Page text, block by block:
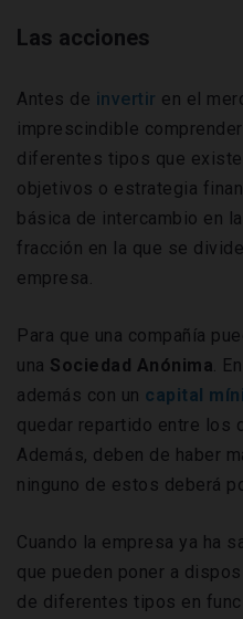
Las acciones
Antes de invertir en el
imprescindible
diferentes tipos que
objetivos o estrategia
básica de intercambio en
fracción en la que se
empresa.
Para que una compañía
una Sociedad Anónima.
además con un capital
quedar repartido entre los
Además, deben de haber
ninguno de estos deberá
Cuando la empresa ya ha
que pueden poner a
de diferentes tipos en